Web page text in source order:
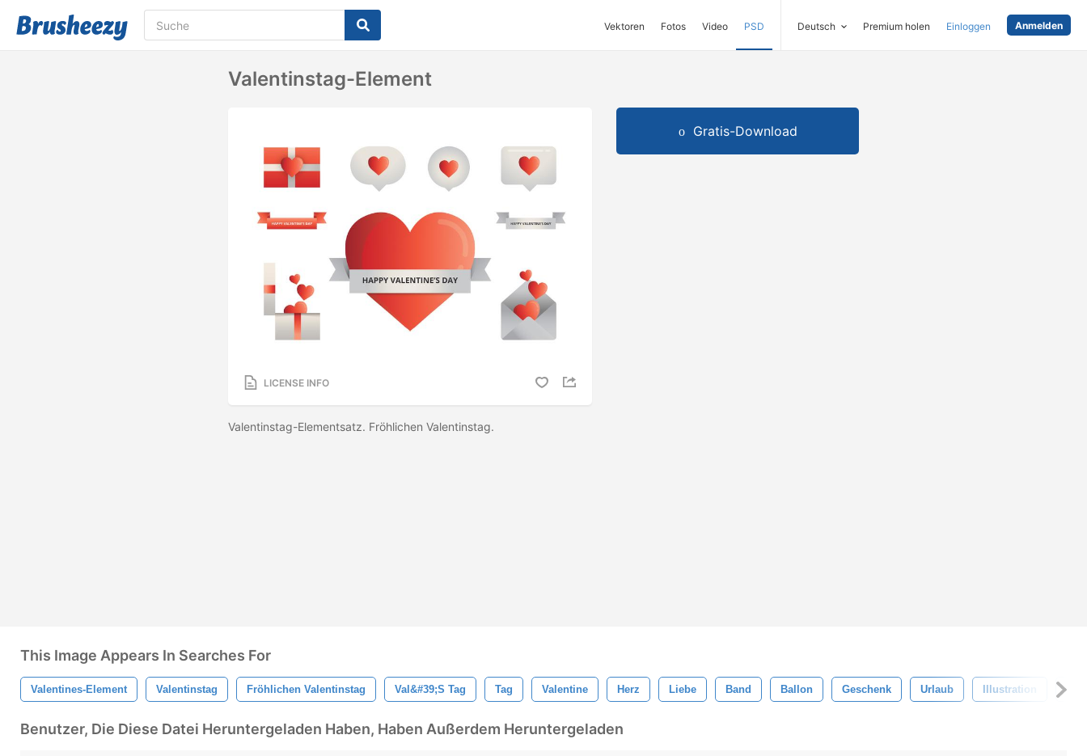
Vektoren Fotos Video PSD Deutsch Premium holen Einloggen Anmelden
Valentinstag-Element
LICENSE INFO
Valentinstag-Elementsatz. Fröhlichen Valentinstag.
Gratis-Download
This Image Appears In Searches For
Valentines-Element Valentinstag Fröhlichen Valentinstag Val&#39;s Tag Tag Valentine Herz Liebe Band Ballon Geschenk Urlaub Illustration
Benutzer, Die Diese Datei Heruntergeladen Haben, Haben Außerdem Heruntergeladen